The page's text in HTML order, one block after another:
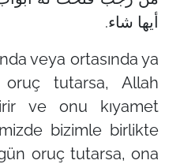
أيها شاء.
veya ortasında ya
tutarsa, Allah
ve onu kıyamet
bizimle birlikte
oruç tutarsa, ona